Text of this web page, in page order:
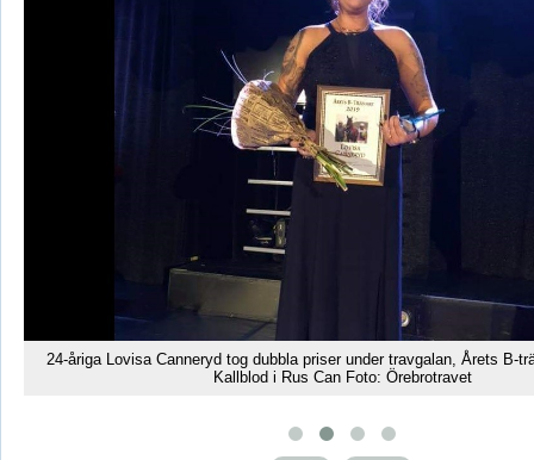
24-åriga Lovisa Canneryd tog dubbla priser under travgalan, Årets B-
Kallblod i Rus Can Foto: Örebrotravet